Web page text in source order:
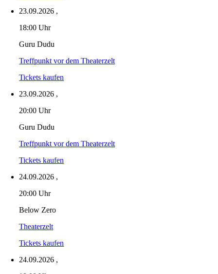
23.09.2026 ,
18:00 Uhr
Guru Dudu
Treffpunkt vor dem Theaterzelt
Tickets kaufen
23.09.2026 ,
20:00 Uhr
Guru Dudu
Treffpunkt vor dem Theaterzelt
Tickets kaufen
24.09.2026 ,
20:00 Uhr
Below Zero
Theaterzelt
Tickets kaufen
24.09.2026 ,